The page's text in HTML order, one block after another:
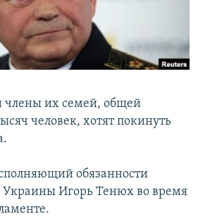
члены их семей, общей
человек, хотят покинуть
обязанности
Игорь Тенюх во время